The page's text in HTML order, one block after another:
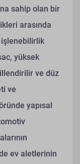
sahip olan bir
arasında
işlenebilirlik
yüksek
ve düz
ve
yapısal
ev aletlerinin